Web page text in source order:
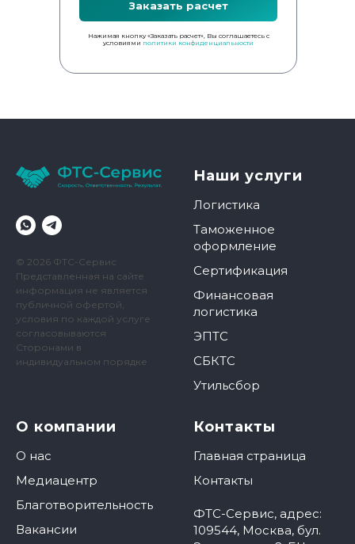
Нажимая кнопку «Заказать расчет», Вы соглашаетесь с
условиями политики конфиденциальности
Заказать расчет
© 2026 ФТС-Сервис
Представленная на сайте
информация не является
публичной офертой,
условия по каждой услуге
согласовываются
Сторонами в
индивидуальном порядке
Наши услуги
Логистика
Таможенное
оформление
Сертификация
Финансовая
логистика
ЭПТС
СБКТС
Утильсбор
О компании
О нас
Медиацентр
Благотворительность
Вакансии
Контакты
Главная страница
Контакты
ФТС-Сервис, адрес:
109544, Москва, бул.